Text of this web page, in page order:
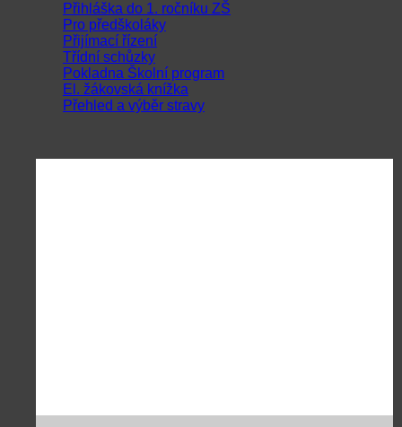
Přihláška do 1. ročníku ZŠ
Pro předškoláky
Přijímací řízení
Třídní schůzky
Pokladna Školní program
El. žákovská knížka
Přehled a výběr stravy